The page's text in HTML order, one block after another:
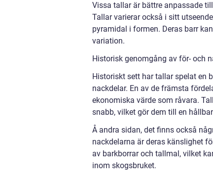
Vissa tallar är bättre anpassade
Tallar varierar också i sitt
pyramidal i formen. Deras barr
variation.
Historisk genomgång av för- och
Historiskt sett har tallar spelat en
nackdelar. En av de främsta
ekonomiska värde som råvara.
snabb, vilket gör dem till en
Å andra sidan, det finns också
nackdelarna är deras känslighet
av barkborrar och tallmal, vilket
inom skogsbruket.